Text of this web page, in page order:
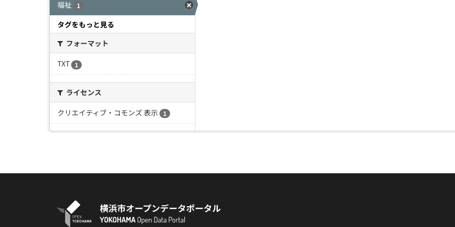
福祉 1
タグをもっと見る
フォーマット
TXT
1
ライセンス
クリエイティブ・コモンズ 表示
1